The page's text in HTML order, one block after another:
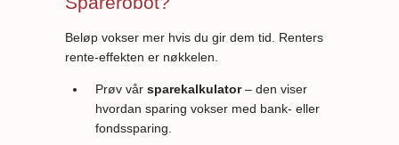
Beløp vokser mer hvis du gir dem tid. Renters
rente-effekten er nøkkelen.
Prøv vår sparekalkulator– den viser
hvordan sparing vokser med bank- eller
fondssparing.